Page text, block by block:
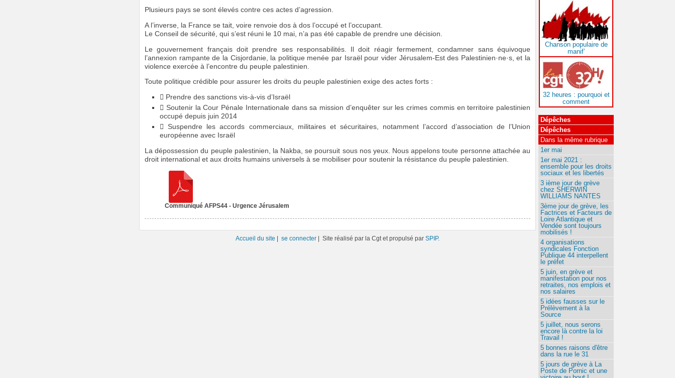
Plusieurs pays se sont élevés contre ces actes d’agression.
A l’inverse, la France se tait, voire renvoie dos à dos l’occupé et l’occupant.
Le Conseil de sécurité, qui s’est réuni le 10 mai, n’a pas été capable de prendre une décision.
Le gouvernement français doit prendre ses responsabilités. Il doit réagir fermement, condamner sans équivoque
l’annexion rampante de la Cisjordanie, la politique menée par Israël pour vider Jérusalem-Est des Palestinien·ne·s, et la
violence exercée à l’encontre du peuple palestinien.
Toute politique crédible pour assurer les droits du peuple palestinien exige des actes forts :
 Prendre des sanctions vis-à-vis d’Israël
 Soutenir la Cour Pénale Internationale dans sa mission d’enquêter sur les crimes commis en territoire palestinien
occupé depuis juin 2014
 Suspendre les accords commerciaux, militaires et sécuritaires, notamment l’accord d’association de l’Union
européenne avec Israël
La dépossession du peuple palestinien, la Nakba, se poursuit sous nos yeux. Nous appelons toute personne attachée au
droit international et aux droits humains universels à se mobiliser pour soutenir la résistance du peuple palestinien.
Communiqué AFPS44 - Urgence Jérusalem
Chanson populaire de
manif’
32 heures : pourquoi et
comment
Dépêches
Dépêches
Dans la même rubrique
1er mai
1er mai 2021 :
ensemble pour les droits
sociaux et les libertés
3 ième jour de grève
chez SHERWIN
WILLIAMS NANTES
3ème jour de grève, les
Factrices et Facteurs de
Loire Atlantique et
Vendée sont toujours
mobilisés !
4 organisations
syndicales Fonction
Publique 44 interpellent
le préfet
5 juin, en grève et
manifestation pour nos
retraites, nos emplois et
nos salaires
5 idées fausses sur le
Prélèvement à la
Source
5 juillet, nous serons
encore là contre la loi
Travail !
5 bonnes raisons d'être
dans la rue le 31
5 jours de grève à La
Poste de Pornic et une
Accueil du site se connecter | Site réalisé par la Cgt et propulsé par SPIP.